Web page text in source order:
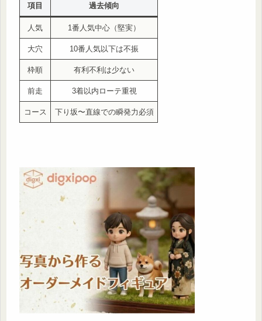
項目 過去傾向
人気 1番人気中心（堅実）
大穴 10番人気以下は不振
枠順 有利不利は少ない
前走 3着以内ローテ重視
コース 下り坂〜直線での瞬発力必須